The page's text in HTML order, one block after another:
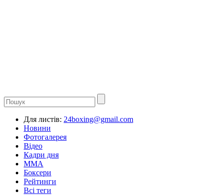
Для листів: 24boxing@gmail.com
Новини
Фотогалерея
Відео
Кадри дня
ММА
Боксери
Рейтинги
Всі теги